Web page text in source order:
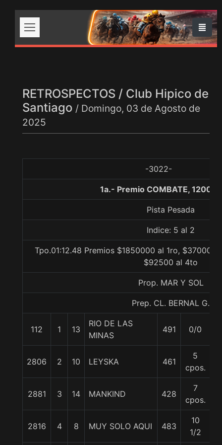
RETROSPECTOS / Club Hipico de
Santiago / Domingo, 03 de Agosto de
2025
-3022-
1a.- Premio COMBATE, 1200
Pista Pesada
Indice: 5 al 2
Tpo.01:12.48 Premios $1850000 al 1ro, $370000
$92500 al 4to
Prop. MAR Y SOL
Prep. CL. BERNAL G.
112 1 13
RIO DE LAS
MINAS
491 0/0
2806 2 10 LEYSKA 461
5
cpos.
2881 3 14 MANKIND 428
7
cpos.
2816 4 8 MUY SOLO AQUI 483
10
1/2